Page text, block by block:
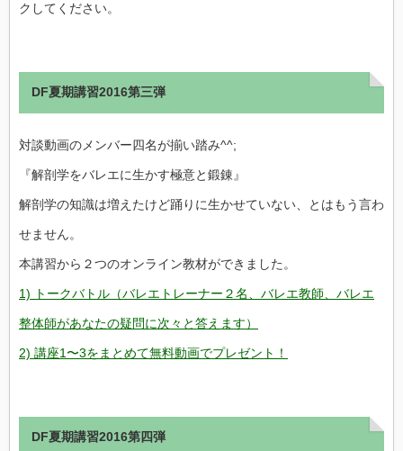
クしてください。
DF夏期講習2016第三弾
対談動画のメンバー四名が揃い踏み^^;
『解剖学をバレエに生かす極意と鍛錬』
解剖学の知識は増えたけど踊りに生かせていない、とはもう言わ
せません。
本講習から２つのオンライン教材ができました。
1) トークバトル（バレエトレーナー２名、バレエ教師、バレエ
整体師があなたの疑問に次々と答えます）
2) 講座1〜3をまとめて無料動画でプレゼント！
DF夏期講習2016第四弾